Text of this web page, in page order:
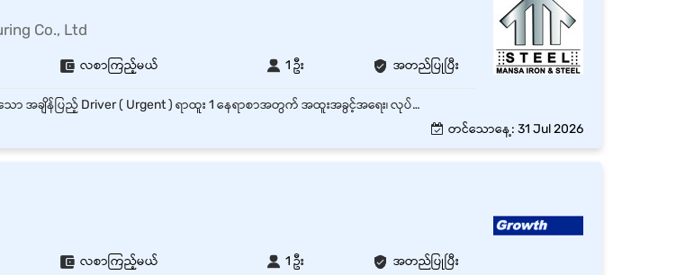
Co., Ltd
လစာကြည့်မယ် 1 ဦး အတည်ပြုပြီး
ဒဂုံမြို့သစ်တောင်ပိုင်း၊ ရန်ကုန်တိုင်းတွင်ရှိသော အချိန်ပြည့် Driver ( Urgent ) ရာထူး 1 နေရာစာအတွက် အထူးအခွင့်အရေး၊ လုပ်သက် - အတွေ့အကြုံရှိ နှင့် လစဉ် လစာကောင်းကောင်းပေးမည်။
တင်သောနေ့: 31 Jul 2026
လစာကြည့်မယ် 1 ဦး အတည်ပြုပြီး